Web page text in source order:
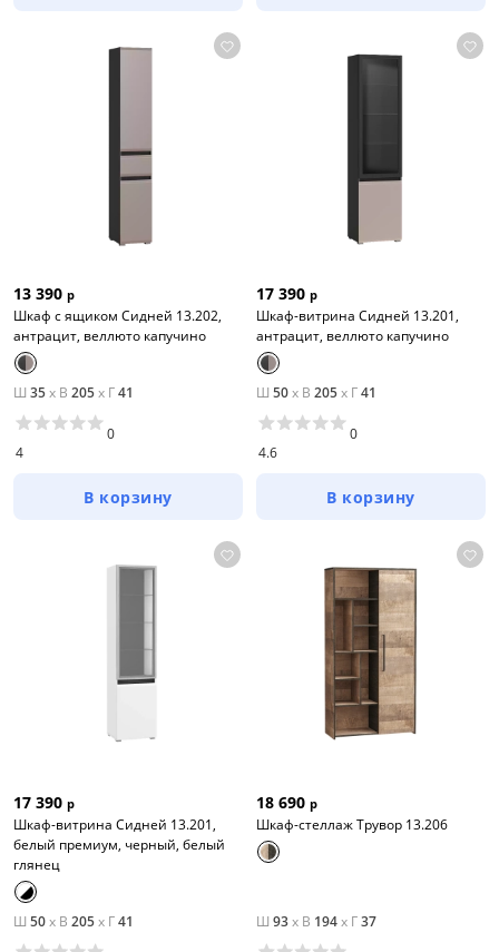
13 390 р
Шкаф с ящиком Сидней 13.202,
антрацит, веллюто капучино
Ш 35x В 205x Г41
4
0
В корзину
17 390 р
Шкаф-витрина Сидней 13.201,
антрацит, веллюто капучино
Ш 50x В 205x Г41
4.6
0
В корзину
17 390 р
Шкаф-витрина Сидней 13.201,
белый премиум, черный, белый
глянец
Ш 50x В 205x Г41
18 690 р
Шкаф-стеллаж Трувор 13.206
Ш 93x В 194x Г37